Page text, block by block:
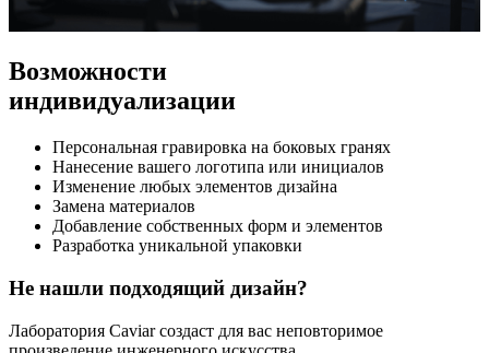
Возможности
индивидуализации
Персональная гравировка на боковых гранях
Нанесение вашего логотипа или инициалов
Изменение любых элементов дизайна
Замена материалов
Добавление собственных форм и элементов
Разработка уникальной упаковки
Не нашли подходящий дизайн?
Лаборатория Caviar создаст для вас неповторимое